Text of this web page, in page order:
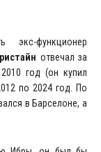
функционер
отвечал за
год (он купил
по 2024 год. По
в Барселоне, а